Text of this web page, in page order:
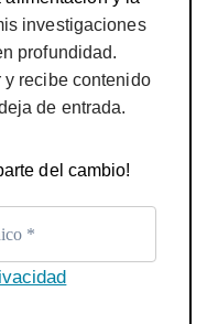
investigaciones
profundidad.
y recibe contenido
de entrada.
del cambio!